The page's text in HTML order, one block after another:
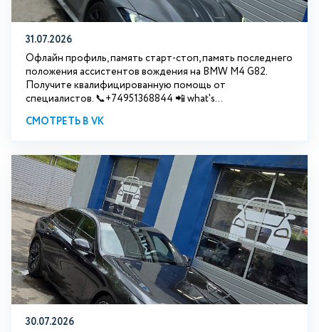
31.07.2026
Офлайн профиль, память старт-стоп, память последнего
положения ассистентов вождения на BMW М4 G82.
Получите квалифицированную помощь от
специалистов. 📞+74951368844 📲 what's...
СМОТРЕТЬ В VK
30.07.2026